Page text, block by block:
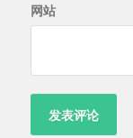
网站